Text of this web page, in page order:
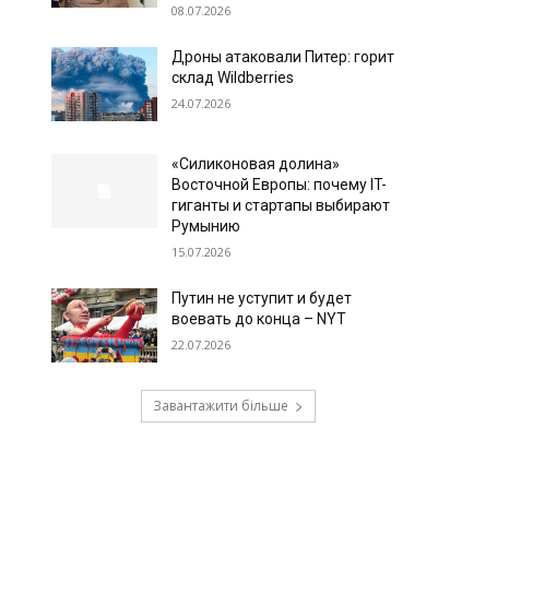
08.07.2026
Дроны атаковали Питер: горит
склад Wildberries
24.07.2026
«Силиконовая долина»
Восточной Европы: почему IT-
гиганты и стартапы выбирают
Румынию
15.07.2026
Путин не уступит и будет
воевать до конца – NYT
22.07.2026
Завантажити більше